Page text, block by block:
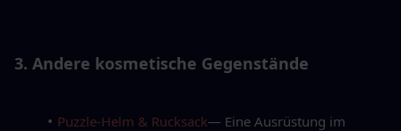
3. Andere kosmetische Gegenstände
Puzzle-Helm & Rucksack— Eine Ausrüstung im